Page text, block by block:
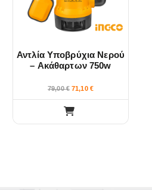
Αντλία Υποβρύχια Νερού
– Ακάθαρτων 750w
79,00€ 71,10 €